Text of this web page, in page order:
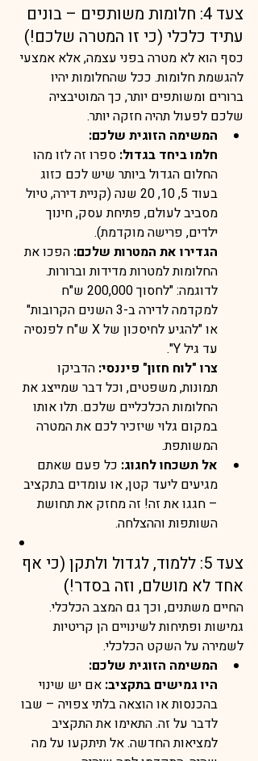
צעד 4: חלומות משותפים – בונים
עתיד כלכלי (כי זו המטרה שלכם!)
כסף הוא לא מטרה בפני עצמה, אלא אמצעי
להגשמת חלומות. ככל שהחלומות יהיו
ברורים ומשותפים יותר, כך המוטיבציה
שלכם לפעול תהיה חזקה יותר.
המשימה הזוגית שלכם:
חלמו ביחד בגדול: ספרו זה לזו מהו
החלום הגדול ביותר שיש לכם כזוג
בעוד 5, 10, 20 שנה (קניית דירה, טיול
מסביב לעולם, פתיחת עסק, חינוך
ילדים, פרישה מוקדמת).
הגדירו את המטרות שלכם: הפכו את
החלומות למטרות מדידות וברורות.
לדוגמה: "לחסוך 200,000 ש"ח
למקדמה לדירה ב-3 השנים הקרובות"
או "להגיע לחיסכון של X ש"ח לפנסיה
עד גיל Y".
צרו "לוח חזון" פיננסי: הדביקו
תמונות, משפטים, וכל דבר שמייצג את
החלומות הכלכליים שלכם. תלו אותו
במקום גלוי שיזכיר לכם את המטרה
המשותפת.
אל תשכחו לחגוג: כל פעם שאתם
מגיעים ליעד קטן, או עומדים בתקציב
– חגגו את זה! זה מחזק את תחושת
השותפות וההצלחה.
צעד 5: ללמוד, לגדול ולתקן (כי אף
אחד לא מושלם, וזה בסדר!)
החיים משתנים, וכך גם המצב הכלכלי.
גמישות ופתיחות לשינויים הן קריטיות
לשמירה על השקט הכלכלי.
המשימה הזוגית שלכם:
היו גמישים בתקציב: אם יש שינוי
בהכנסות או הוצאה בלתי צפויה – שבו
לדבר על זה. התאימו את התקציב
למציאות החדשה. אל תיתקעו על מה